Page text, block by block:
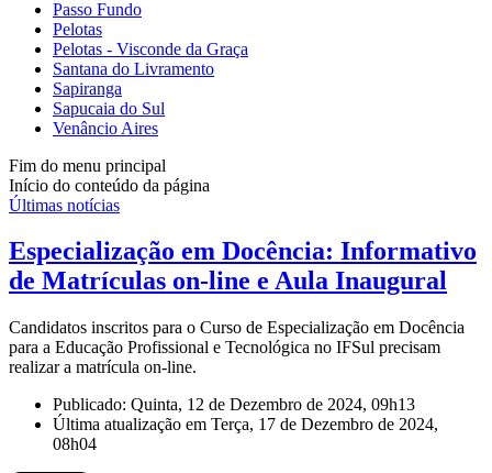
Passo Fundo
Pelotas
Pelotas - Visconde da Graça
Santana do Livramento
Sapiranga
Sapucaia do Sul
Venâncio Aires
Fim do menu principal
Início do conteúdo da página
Últimas notícias
Especialização em Docência: Informativo
de Matrículas on-line e Aula Inaugural
Candidatos inscritos para o Curso de Especialização em Docência
para a Educação Profissional e Tecnológica no IFSul precisam
realizar a matrícula on-line.
Publicado: Quinta, 12 de Dezembro de 2024, 09h13
Última atualização em Terça, 17 de Dezembro de 2024,
08h04